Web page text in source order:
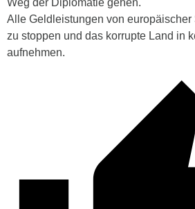
Weg der Diplomatie gehen.
Alle Geldleistungen von europäischer
zu stoppen und das korrupte Land in
aufnehmen.